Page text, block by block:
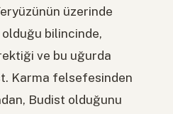
üzerinde
bilincinde,
ve bu uğurda
Karma felsefesinden
Budist olduğunu